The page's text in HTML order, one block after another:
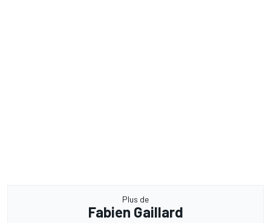
Plus de
Fabien Gaillard